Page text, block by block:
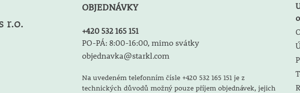
r.o.
OBJEDNÁVKY
+420 532 165 151
PO-PÁ: 8:00-16:00, mimo svátky
objednavka@starkl.com
Na uvedeném telefonním čísle +420 532 165 151 je z
technických důvodů možný pouze příjem objednávek, jejich